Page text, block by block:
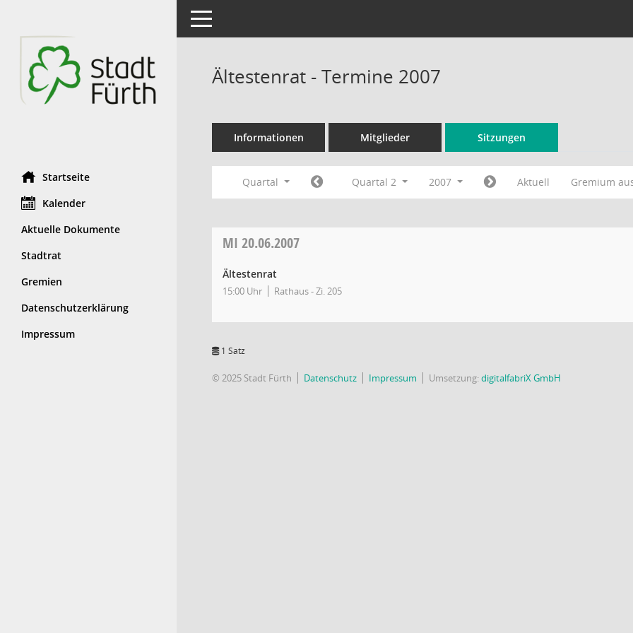
Startseite
Kalender
Aktuelle Dokumente
Stadtrat
Gremien
Datenschutzerklärung
Impressum
Toggle navigation
Ältestenrat - Termine 2007
Informationen Mitglieder Sitzungen
Quartal Quartal 2 2007 Aktuell Gremium
MI 20.06.2007
Ältestenrat
15:00 Uhr Rathaus - Zi. 205
1 Satz
© 2025 Stadt Fürth Datenschutz Impressum Umsetzung:digitalfabriX GmbH